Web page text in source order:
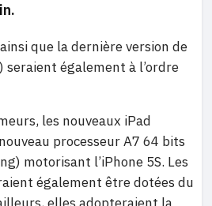
que la dernière version de
seraient également à l’ordre
les nouveaux iPad
processeur A7 64 bits
motorisant l’iPhone 5S. Les
également être dotées du